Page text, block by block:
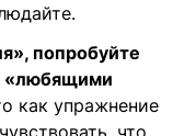
попробуйте
«любящими
как упражнение